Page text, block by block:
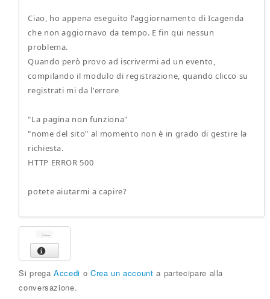
Ciao, ho appena eseguito l'aggiornamento di Icagenda
che non aggiornavo da tempo. E fin qui nessun
problema.
Quando però provo ad iscrivermi ad un evento,
compilando il modulo di registrazione, quando clicco su
registrati mi da l'errore
"La pagina non funziona"
"nome del sito" al momento non è in grado di gestire la
richiesta.
HTTP ERROR 500
potete aiutarmi a capire?
Si pregaAccedi o Crea un account a partecipare alla
conversazione.